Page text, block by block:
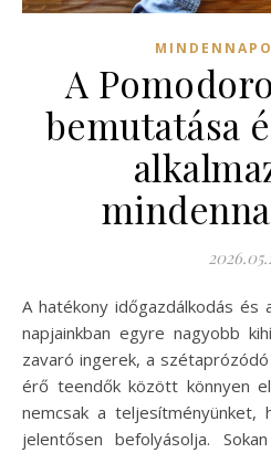
A
bemutatása
A hatékony időgazdálkodás és a koncentráció megtartása
napjainkban egyre nagyobb
zavaró ingerek, a
érő teendők között könnyen
nemcsak a teljesítményünket,
jelentősen befolyásolja.